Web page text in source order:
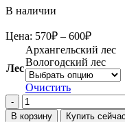
В наличии
Цена: 570₽ – 600₽
цен:
570₽
–
Лес
Архангельский лес
Вологодский лес
Очистить
Количество
товара
В корзину Купить сейчас